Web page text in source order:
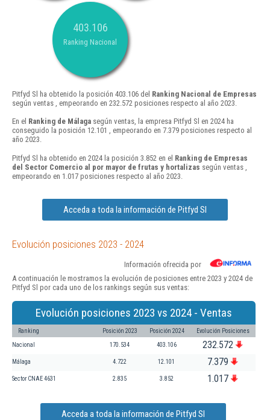
403.106
Ranking Nacional
Pitfyd Sl ha obtenido la posición 403.106 del Ranking Nacional de Empresas
según ventas , empeorando en 232.572 posiciones respecto al año 2023.
En el Ranking de Málaga según ventas, la empresa Pitfyd Sl en 2024 ha
conseguido la posición 12.101 , empeorando en 7.379 posiciones respecto al
año 2023.
Pitfyd Sl ha obtenido en 2024 la posición 3.852 en el Ranking de Empresas
del Sector Comercio al por mayor de frutas y hortalizas según ventas ,
empeorando en 1.017 posiciones respecto al año 2023.
Acceda a toda la información de Pitfyd Sl
Evolución posiciones 2023 - 2024
Información ofrecida por
A continuación le mostramos la evolución de posiciones entre 2023 y 2024 de
Pitfyd Sl por cada uno de los rankings según sus ventas:
Evolución posiciones 2023 vs 2024 - Ventas
Ranking Posición 2023 Posición 2024 Evolución Posiciones
Nacional 170.534 403.106 232.572
Málaga 4.722 12.101 7.379
Sector CNAE 4631 2.835 3.852 1.017
Acceda a toda la información de Pitfyd Sl